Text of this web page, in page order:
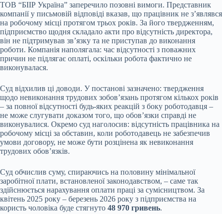
ТОВ “БІІР Україна” заперечило позовні вимоги. Представник
компанії у письмовій відповіді вказав, що працівник не з’являвся
на робочому місці протягом трьох років. За його твердженням,
підприємство щодня складало акти про відсутність директора,
він не підтримував зв’язку та не приступав до виконання
роботи. Компанія наполягала: час відсутності з поважних
причин не підлягає оплаті, оскільки робота фактично не
виконувалася.
Суд відхилив ці доводи. У постанові зазначено: твердження
щодо невиконання трудових зобов’язань протягом кількох років
– за повної відсутності будь-яких реакцій з боку роботодавця –
не може слугувати доказом того, що обов’язки справді не
виконувалися. Окремо суд наголосив: відсутність працівника на
робочому місці за обставин, коли роботодавець не забезпечив
умови договору, не може бути розцінена як невиконання
трудових обов’язків.
Суд обчислив суму, спираючись на половину мінімальної
заробітної плати, встановленої законодавством, – саме так
здійснюється нарахування оплати праці за сумісництвом. За
квітень 2025 року – березень 2026 року з підприємства на
користь чоловіка буде стягнуто 48 970 гривень.